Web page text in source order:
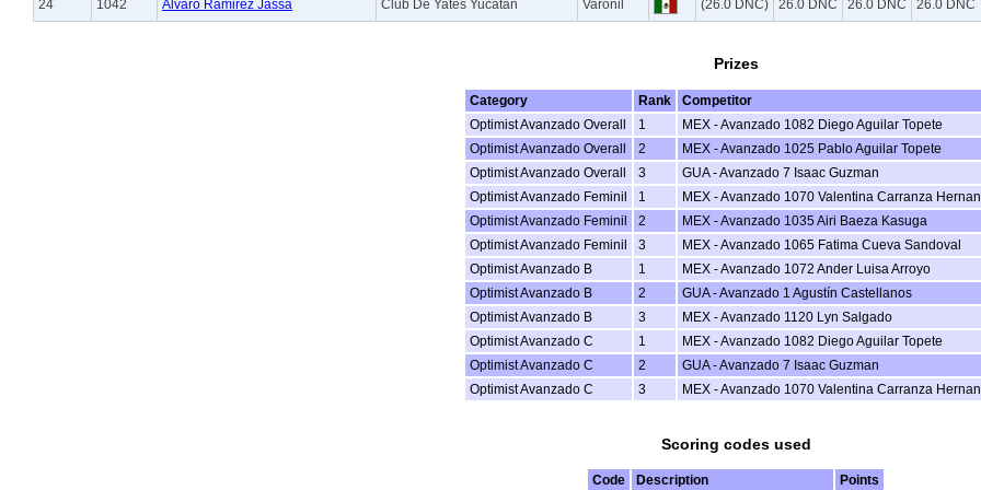
24 1042 Alvaro Ramirez Jassa Club De Yates Yucatan Varónil (26.0 DNC) 26.0 DNC 26.0 DNC 26.0 DNC
Prizes
Category Rank
Competitor
Optimist Avanzado Overall
1
MEX - Avanzado 1082 Diego Aguilar Topete
Optimist Avanzado Overall
2
MEX - Avanzado 1025 Pablo Aguilar Topete
Optimist Avanzado Overall
3
GUA - Avanzado 7 Isaac Guzman
Optimist Avanzado Feminil
1
MEX - Avanzado 1070 Valentina Carranza
Optimist Avanzado Feminil
2
MEX - Avanzado 1035 Airi Baeza Kasuga
Optimist Avanzado Feminil
3
MEX - Avanzado 1065 Fatima Cueva Sandoval
Optimist Avanzado B
1
MEX - Avanzado 1072 Ander Luisa Arroyo
Optimist Avanzado B
2
GUA - Avanzado 1 Agustín Castellanos
Optimist Avanzado B
3
MEX - Avanzado 1120 Lyn Salgado
Optimist Avanzado C
1
MEX - Avanzado 1082 Diego Aguilar Topete
Optimist Avanzado C
2
GUA - Avanzado 7 Isaac Guzman
Optimist Avanzado C
3 MEX - Avanzado 1070 Valentina Carranza
Scoring codes used
Code Description Points